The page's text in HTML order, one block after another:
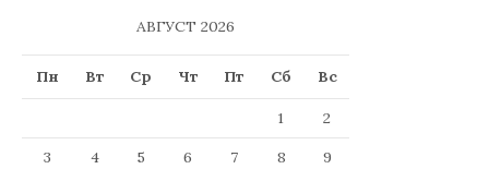
АВГУСТ 2026
Пн Вт Ср Чт Пт Сб Вс
1
2
3
4 5 6 7 8
9